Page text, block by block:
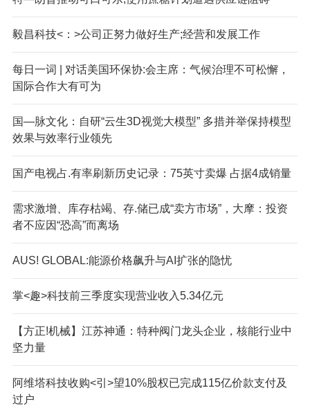
毅昌科技<：>公司正努力做好生产;经营和发展工作
每日一词 | 对话美国环保协:会主席：气候治理不可松懈，
国际合作大有可为
国—脉文化：自研“云生3D视觉大模型” 多措并举保持模型
效果与效率行业领先
国产电视占.有率刷新历史记录：75英寸卖爆 占据4成销量
需求激增、库存枯竭、存.储已成“卖方市场”，大摩：投资
者不应因“恐高”而离场
AUS! GLOBAL:能源价格飙升与AI扩张的隐忧
掌<趣>科技前三季度实现营业收入5.34亿元
【方正!机械】江苏神通：特种阀门龙头企业，核能行业中
坚力量
阿维塔科技收购<引>望10%股权已完成115亿价款支付及
过户